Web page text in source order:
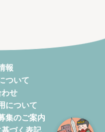
報
ついて
わせ
について
集のご案内